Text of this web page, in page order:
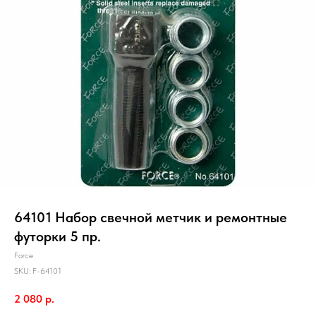
64101 Набор свечной метчик и ремонтные
футорки 5 пр.
Force
SKU: F-64101
2 080 р.